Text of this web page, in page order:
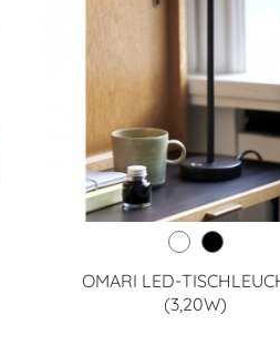
OMARI LED-
(3,20W)